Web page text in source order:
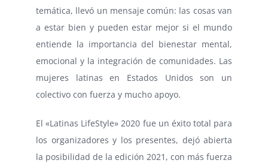
temática, llevó un mensaje común: las cosas van
a estar bien y pueden estar mejor si el mundo
entiende la importancia del bienestar mental,
emocional y la integración de comunidades. Las
mujeres latinas en Estados Unidos son un
colectivo con fuerza y mucho apoyo.
El «Latinas LifeStyle» 2020 fue un éxito total para
los organizadores y los presentes, dejó abierta
la posibilidad de la edición 2021, con más fuerza